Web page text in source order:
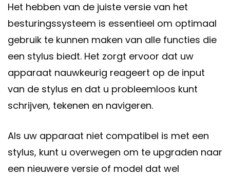
Het hebben van de juiste versie van het
besturingssysteem is essentieel om optimaal
gebruik te kunnen maken van alle functies die
een stylus biedt. Het zorgt ervoor dat uw
apparaat nauwkeurig reageert op de input
van de stylus en dat u probleemloos kunt
schrijven, tekenen en navigeren.
Als uw apparaat niet compatibel is met een
stylus, kunt u overwegen om te upgraden naar
een nieuwere versie of model dat wel